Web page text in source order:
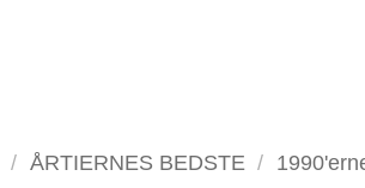
/ ÅRTIERNES BEDSTE /